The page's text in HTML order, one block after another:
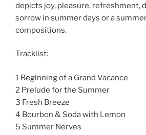
depicts joy, pleasure, refreshment,
sorrow in summer days or a
compositions.
Tracklist:
1 Beginning of a Grand Vacance
2 Prelude for the Summer
3 Fresh Breeze
4 Bourbon & Soda with Lemon
5 Summer Nerves